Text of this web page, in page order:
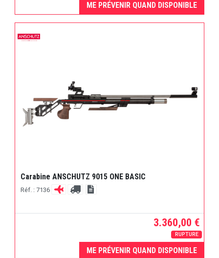
ME PRÉVENIR QUAND DISPONIBLE
Carabine ANSCHUTZ 9015 ONE BASIC
Réf. : 7136
3.360,00 €
RUPTURE
ME PRÉVENIR QUAND DISPONIBLE